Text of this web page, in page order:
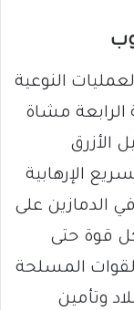
النوعية
الرابعة مشاة
الأزرق
الإرهابية
الدمازين على
قوة حتى
المسلحة
وتأمين